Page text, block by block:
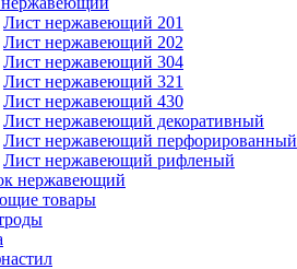
Лист нержавеющий 201
Лист нержавеющий 202
Лист нержавеющий 304
Лист нержавеющий 321
Лист нержавеющий 430
Лист нержавеющий декоративный
Лист нержавеющий перфорированный
Лист нержавеющий рифленый
нержавеющий
товары